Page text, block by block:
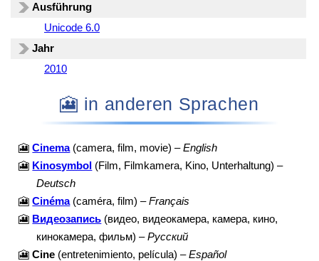
Ausführung
Unicode 6.0
Jahr
2010
🎦 in anderen Sprachen
🎦 Cinema(camera, film, movie) –English
🎦 Kinosymbol (Film, Filmkamera, Kino, Unterhaltung) –
Deutsch
🎦 Cinéma(caméra, film) –Français
🎦 Видеозапись (видео, видеокамера, камера, кино,
кинокамера, фильм) –Русский
🎦 Cine (entretenimiento, película) –Español